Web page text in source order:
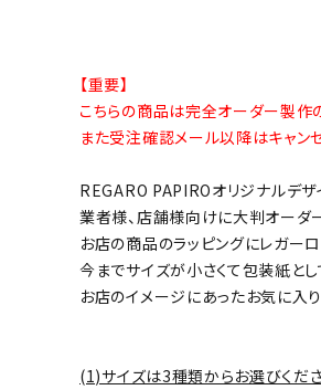
【重要】
こちらの商品は完全オーダー製作
また受注確認メール以降はキャン
REGARO PAPIROオリジナルデ
業者様、店舗様向けに大判オーダ
お店の商品のラッピングにレガー
今までサイズが小さくて包装紙と
お店のイメージにあったお気に入
(1)サイズは3種類からお選びくださ